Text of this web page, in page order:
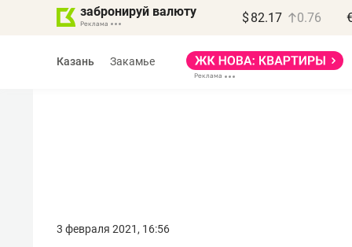
забронируй валюту $ 82.17 0.76
Казань Закамье
3 февраля 2021, 16:56